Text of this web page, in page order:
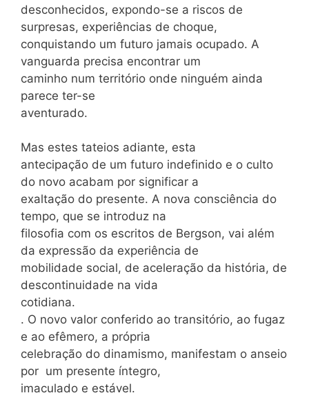
desconhecidos, expondo-se a riscos de
surpresas, experiências de choque,
conquistando um futuro jamais ocupado. A
vanguarda precisa encontrar um
caminho num território onde ninguém ainda
parece ter-se
aventurado.
Mas estes tateios adiante, esta
antecipação de um futuro indefinido e o culto
do novo acabam por significar a
exaltação do presente. A nova consciência do
tempo, que se introduz na
filosofia com os escritos de Bergson, vai além
da expressão da experiência de
mobilidade social, de aceleração da história, de
descontinuidade na vida
cotidiana.
. O novo valor conferido ao transitório, ao fugaz
e ao efêmero, a própria
celebração do dinamismo, manifestam o anseio
por um presente íntegro,
imaculado e estável.